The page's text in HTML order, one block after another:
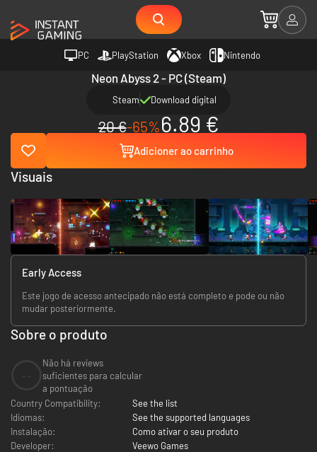
PC PlayStation Xbox Nintendo
Neon Abyss 2 - PC (Steam)
Steam Download digital
20 €-65%6.89 €
Adicioner ao carrinho
Early Access
Este jogo de acesso antecipado não está completo e pode ou não
mudar posteriormente.
Sobre o produto
Não há reviews
suficientes para calcular
a pontuação
Country Compatibility:
See the list
Idiomas:
See the supported languages
Instalação:
Como ativar o seu produto
Developer:
Veewo Games
Visuais